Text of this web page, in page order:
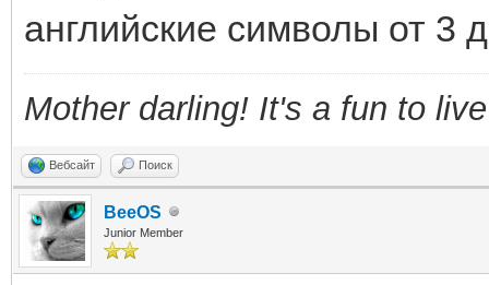
английские символы от 3
Mother darling! It's a fun to
Вебсайт Поиск
BeeOS
Junior Member